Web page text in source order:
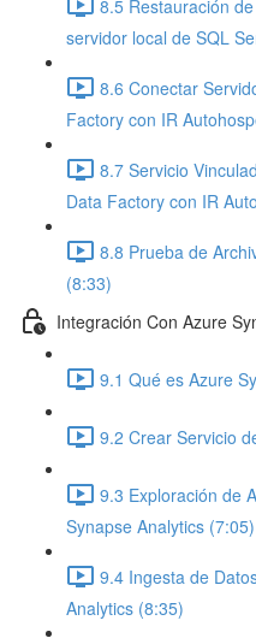
8.5 Restauración
servidor local de SQL
8.6 Conectar
Factory con IR
8.7 Servicio
Data Factory con IR
8.8 Prueba de
(8:33)
Integración Con Azure
9.1 Qué es Azure
9.2 Crear Servicio
9.3 Exploración de
Synapse Analytics (7:05)
9.4 Ingesta de
Analytics (8:35)